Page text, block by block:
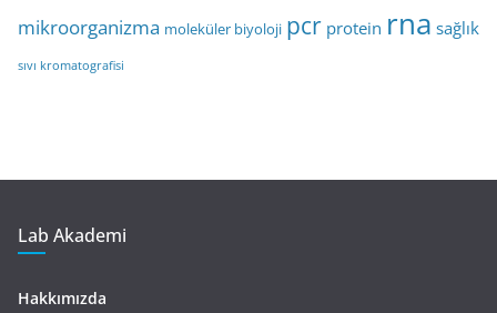
mikroorganizma moleküler biyoloji pcr protein rna sağlık
sıvı kromatografisi
Lab Akademi
Hakkımızda